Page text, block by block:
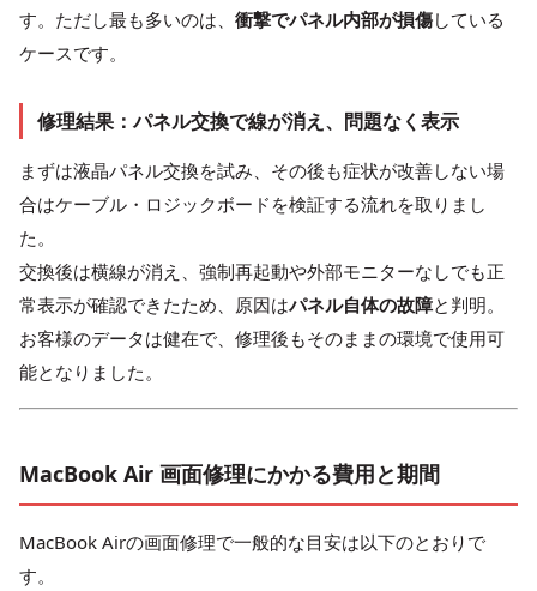
す。ただし最も多いのは、 衝撃でパネル内部が損傷している
ケースです。
修理結果：パネル交換で線が消え、問題なく表示
まずは液晶パネル交換を試み、その後も症状が改善しない場
合はケーブル・ロジックボードを検証する流れを取りまし
た。
交換後は横線が消え、強制再起動や外部モニターなしでも正
常表示が確認できたため、原因はパネル自体の故障と判明。
お客様のデータは健在で、修理後もそのままの環境で使用可
能となりました。
MacBook Air 画面修理にかかる費用と期間
MacBook Airの画面修理で一般的な目安は以下のとおりで
す。